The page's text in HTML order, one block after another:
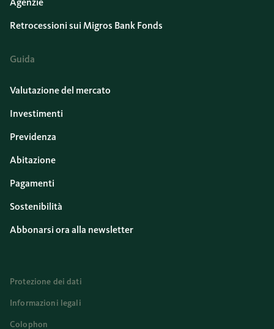
Retrocessioni sui Migros Bank Fonds
Guida
Valutazione del mercato
Investimenti
Previdenza
Abitazione
Pagamenti
Sostenibilità
Abbonarsi ora alla newsletter
Protezione dei dati
Informazioni legali
Colophon